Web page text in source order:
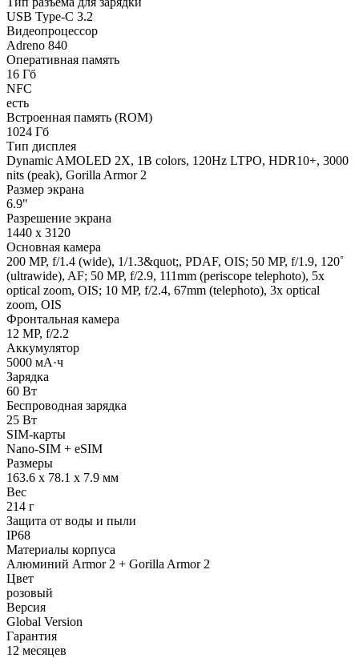
USB Type-C 3.2
Видеопроцессор
Adreno 840
Оперативная память
16 Гб
NFC
есть
Встроенная память (ROM)
1024 Гб
Тип дисплея
Dynamic AMOLED 2X, 1B colors, 120Hz LTPO, HDR10+, 3000
nits (peak), Gorilla Armor 2
Размер экрана
6.9"
Разрешение экрана
1440 x 3120
Основная камера
200 MP, f/1.4 (wide), 1/1.3&quot;, PDAF, OIS; 50 MP, f/1.9, 120˚
(ultrawide), AF; 50 MP, f/2.9, 111mm (periscope telephoto), 5x
optical zoom, OIS; 10 MP, f/2.4, 67mm (telephoto), 3x optical
zoom, OIS
Фронтальная камера
12 MP, f/2.2
Аккумулятор
5000 мА·ч
Зарядка
60 Вт
Беспроводная зарядка
25 Вт
SIM-карты
Nano-SIM + eSIM
Размеры
163.6 x 78.1 x 7.9 мм
Вес
214 г
Защита от воды и пыли
IP68
Материалы корпуса
Алюминий Armor 2 + Gorilla Armor 2
Цвет
розовый
Версия
Global Version
Гарантия
12 месяцев